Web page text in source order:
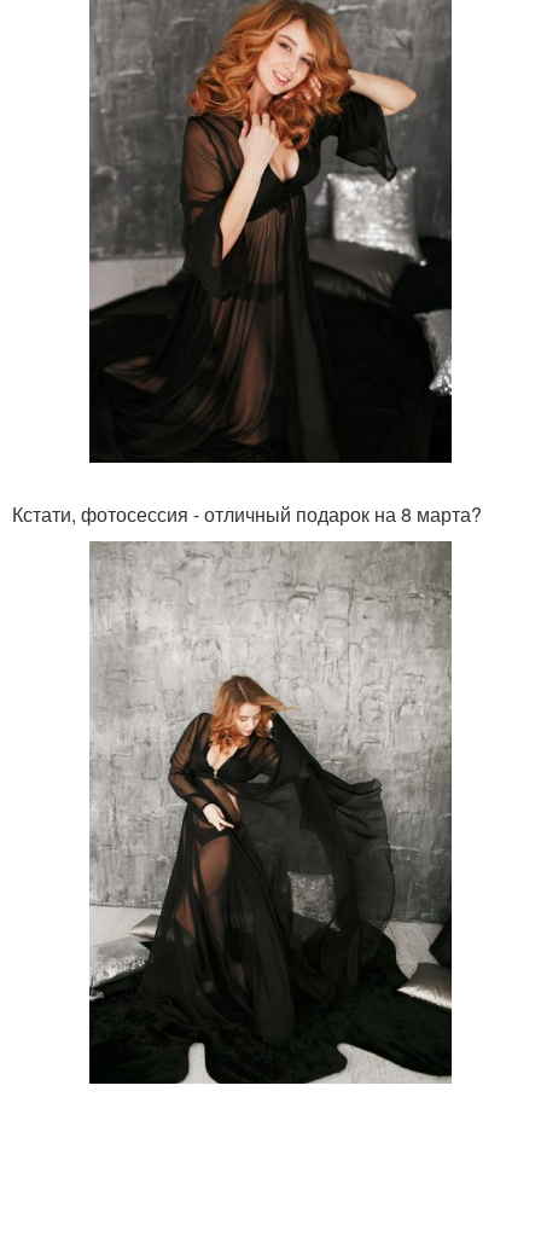
Кстати, фотосессия - отличный подарок на 8 марта?